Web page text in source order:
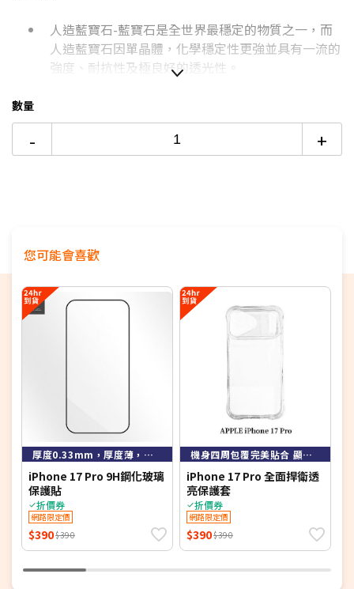
12期
24期
$66
$34
18家銀行/業者
人造藍寶石-藍寶石是全世界最穩定的物質之一，而
人造藍寶石因單晶體，化學穩定性更強並具有一流的
強度、耐抗性及極良好的透光性。
加透光率與對比度，維持手機照相品質不失真。
超高硬度 抗刮無懼-人造藍寶石表面硬度為莫氏硬度
石表面手感滑順，指紋不輕易沾附、好擦拭，抗污層
也更持久耐用。
數量
- +
您可能會喜歡
厚度0.33mm，厚度薄，硬度強
iPhone 17 Pro 9H鋼化玻璃
保護貼
折價券
網路限定價
$390$390
機身四周包覆完美貼合 顯露整體美感
iPhone 17 Pro 全面捍衛透
亮保護套
折價券
網路限定價
$390$390